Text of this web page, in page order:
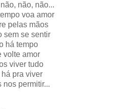
não, não...
voa amor
pelas mãos
sem se sentir
há tempo
volte amor
viver tudo
pra viver
nos permitir...